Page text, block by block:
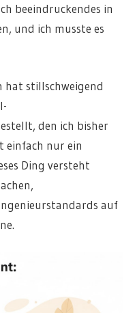
beeindruckendes in
und ich musste es
hat stillschweigend
den ich bisher
einfach nur ein
Ding versteht
auf